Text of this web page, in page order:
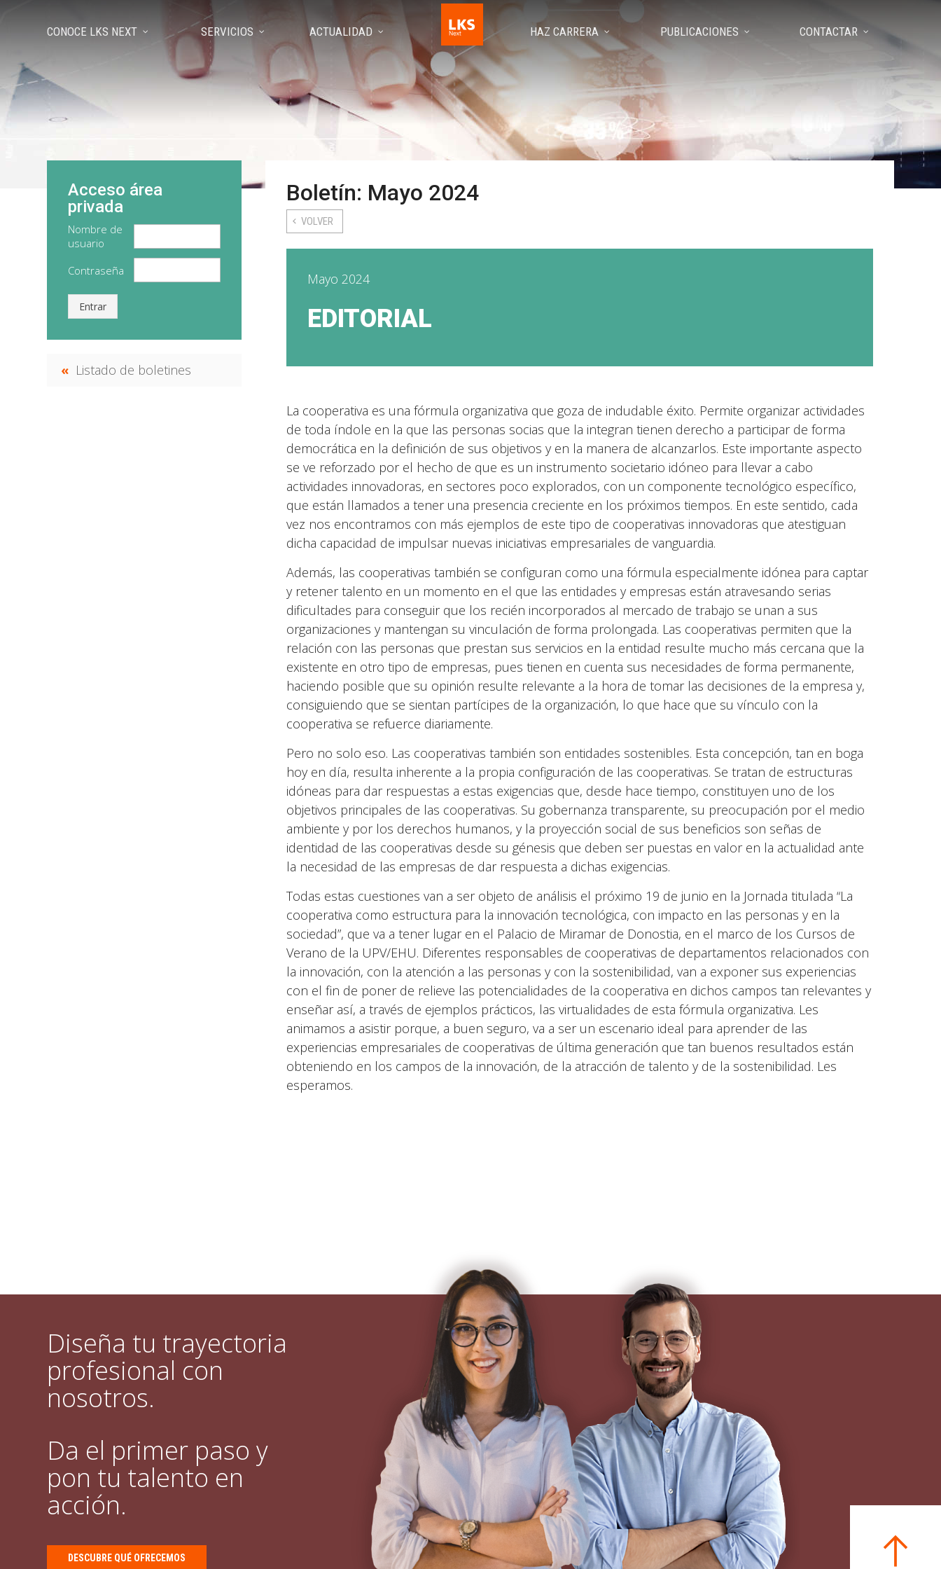
CONOCE LKS NEXT SERVICIOS ACTUALIDAD HAZ CARRERA PUBLICACIONES CONTACTAR
Boletín: Mayo 2024
VOLVER
Mayo 2024
EDITORIAL
La cooperativa es una fórmula organizativa que goza de indudable éxito. Permite organizar actividades
de toda índole en la que las personas socias que la integran tienen derecho a participar de forma
democrática en la definición de sus objetivos y en la manera de alcanzarlos. Este importante aspecto
se ve reforzado por el hecho de que es un instrumento societario idóneo para llevar a cabo
actividades innovadoras, en sectores poco explorados, con un componente tecnológico específico,
que están llamados a tener una presencia creciente en los próximos tiempos. En este sentido, cada
vez nos encontramos con más ejemplos de este tipo de cooperativas innovadoras que atestiguan
dicha capacidad de impulsar nuevas iniciativas empresariales de vanguardia.
Además, las cooperativas también se configuran como una fórmula especialmente idónea para captar
y retener talento en un momento en el que las entidades y empresas están atravesando serias
dificultades para conseguir que los recién incorporados al mercado de trabajo se unan a sus
organizaciones y mantengan su vinculación de forma prolongada. Las cooperativas permiten que la
relación con las personas que prestan sus servicios en la entidad resulte mucho más cercana que la
existente en otro tipo de empresas, pues tienen en cuenta sus necesidades de forma permanente,
haciendo posible que su opinión resulte relevante a la hora de tomar las decisiones de la empresa y,
consiguiendo que se sientan partícipes de la organización, lo que hace que su vínculo con la
cooperativa se refuerce diariamente.
Pero no solo eso. Las cooperativas también son entidades sostenibles. Esta concepción, tan en boga
hoy en día, resulta inherente a la propia configuración de las cooperativas. Se tratan de estructuras
idóneas para dar respuestas a estas exigencias que, desde hace tiempo, constituyen uno de los
objetivos principales de las cooperativas. Su gobernanza transparente, su preocupación por el medio
ambiente y por los derechos humanos, y la proyección social de sus beneficios son señas de
identidad de las cooperativas desde su génesis que deben ser puestas en valor en la actualidad ante
la necesidad de las empresas de dar respuesta a dichas exigencias.
Todas estas cuestiones van a ser objeto de análisis el próximo 19 de junio en la Jornada titulada “La
cooperativa como estructura para la innovación tecnológica, con impacto en las personas y en la
sociedad”, que va a tener lugar en el Palacio de Miramar de Donostia, en el marco de los Cursos de
Verano de la UPV/EHU. Diferentes responsables de cooperativas de departamentos relacionados con
la innovación, con la atención a las personas y con la sostenibilidad, van a exponer sus experiencias
con el fin de poner de relieve las potencialidades de la cooperativa en dichos campos tan relevantes y
enseñar así, a través de ejemplos prácticos, las virtualidades de esta fórmula organizativa. Les
animamos a asistir porque, a buen seguro, va a ser un escenario ideal para aprender de las
experiencias empresariales de cooperativas de última generación que tan buenos resultados están
obteniendo en los campos de la innovación, de la atracción de talento y de la sostenibilidad. Les
esperamos.
Acceso área
privada
Nombre de
usuario
Contraseña
Entrar
Listado de boletines
Diseña tu trayectoria
profesional con
nosotros.
Da el primer paso y
pon tu talento en
acción.
DESCUBRE QUÉ OFRECEMOS